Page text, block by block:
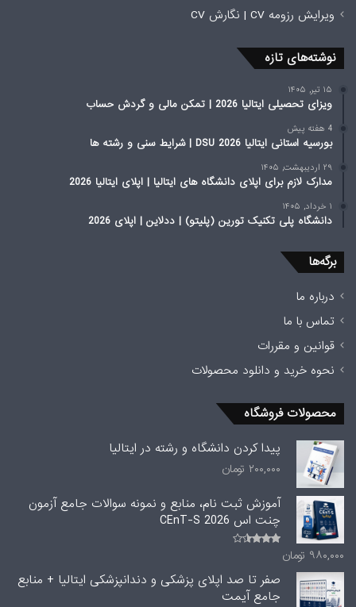
ویرایش رزومه CV | نگارش CV
نوشته‌های تازه
۱۵ تیر, ۱۴۰۵
ویزای تحصیلی ایتالیا 2026 | تمکن مالی و گردش حساب
4 هفته پیش
بورسیه استانی ایتالیا 2026 DSU | شرایط سنی و رشته ها
۲۹ اردیبهشت, ۱۴۰۵
مدارک لازم برای اپلای دانشگاه های ایتالیا | اپلای ایتالیا 2026
۱ خرداد, ۱۴۰۵
دانشگاه پلی تکنیک تورین (پلیتو) | ددلاین | اپلای 2026
برگه‌ها
درباره ما
تماس با ما
قوانین و مقررات
نحوه خرید و دانلود محصولات
محصولات فروشگاه
پیدا کردن دانشگاه و رشته در ایتالیا
۲۰۰,۰۰۰ تومان
آموزش ثبت نام، منابع و نمونه سوالات جامع آزمون
چنت اس CEnT-S 2026
از 5
۹۸۰,۰۰۰ تومان
صفر تا صد اپلای پزشکی و دندانپزشکی ایتالیا + منابع
جامع آیمت